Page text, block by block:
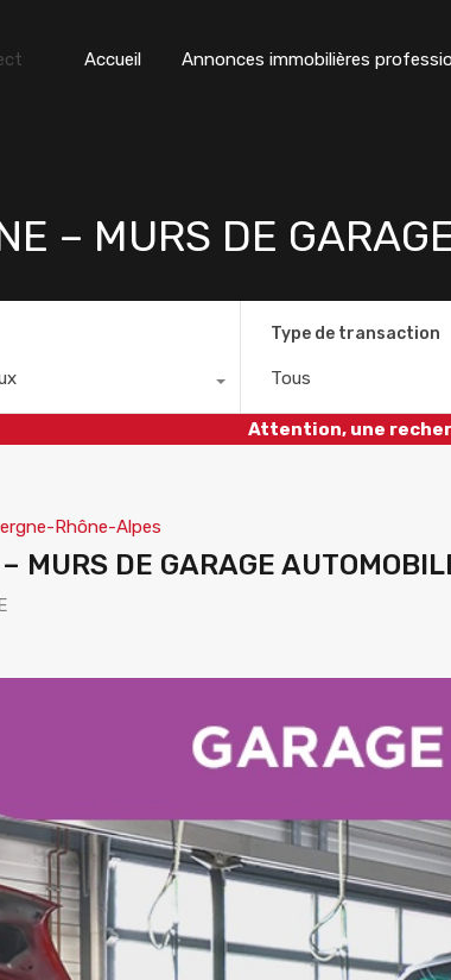
Accueil Annonces immobilières
– MURS DE
Type de transaction
Tous
Attention, une
Rhône-Alpes
MURS DE GARAGE